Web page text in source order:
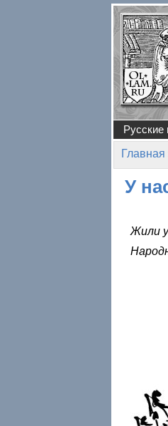
Перейти к основному
Русские
Вы
Главная
У
Жили